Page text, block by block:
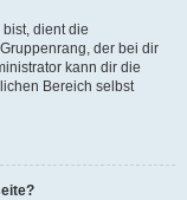
dient die
der bei dir
kann dir die
Bereich selbst